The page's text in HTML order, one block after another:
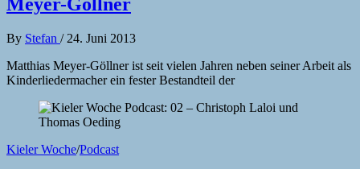
By Stefan / 24. Juni 2013
Matthias Meyer-Göllner ist seit vielen Jahren neben seiner Arbeit als
Kinderliedermacher ein fester Bestandteil der
Kieler Woche/Podcast